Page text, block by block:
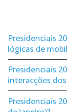
Presidenciais
lógicas de
Presidenciais
interacções
Presidenciais